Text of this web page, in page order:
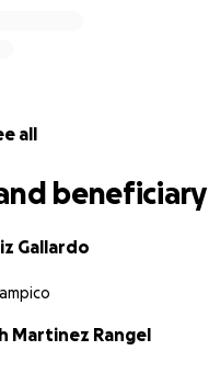
all
beneficiary
Gallardo
Martinez Rangel